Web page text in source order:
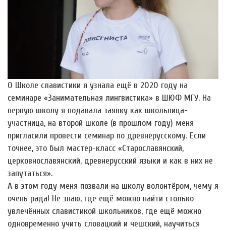
О Школе славистики я узнала ещё в 2020 году на
семинаре «Занимательная лингвистика» в ШЮФ МГУ. На
первую школу я подавала заявку как школьница-
участница, на второй школе (в прошлом году) меня
пригласили провести семинар по древнерусскому. Если
точнее, это был мастер-класс «Старославянский,
церковнославянский, древнерусский языки и как в них не
запутаться».
А в этом году меня позвали на школу волонтёром, чему я
очень рада! Не знаю, где ещё можно найти столько
увлечëнных славистикой школьников, где ещё можно
одновременно учить словацкий и чешский, научиться